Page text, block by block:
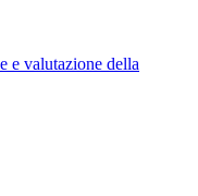
e valutazione della